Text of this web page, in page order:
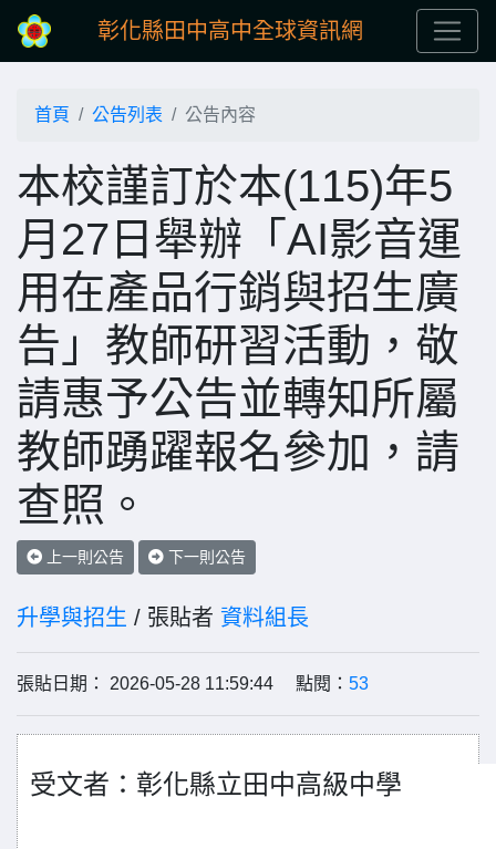
彰化縣田中高中全球資訊網
首頁 公告列表 公告內容
本校謹訂於本(115)年5
月27日舉辦「AI影音運
用在產品行銷與招生廣
告」教師研習活動，敬
請惠予公告並轉知所屬
教師踴躍報名參加，請
查照。
上一則公告 下一則公告
升學與招生 / 張貼者 資料組長
張貼日期： 2026-05-28 11:59:44 點閱： 53
受文者：彰化縣立田中高級中學